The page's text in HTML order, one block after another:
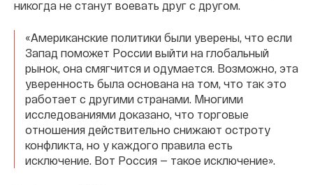
никогда не станут воевать друг с другом.
«Американские политики были уверены, что если
Запад поможет России выйти на глобальный
рынок, она смягчится и одумается. Возможно, эта
уверенность была основана на том, что так это
работает с другими странами. Многими
исследованиями доказано, что торговые
отношения действительно снижают остроту
конфликта, но у каждого правила есть
исключение. Вот Россия — такое исключение».